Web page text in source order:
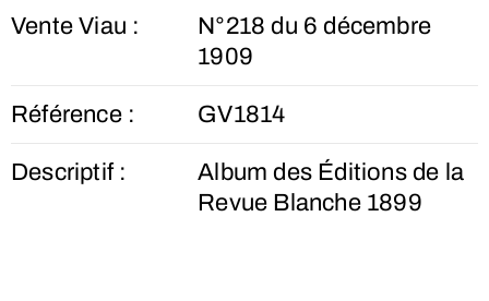
Vente Viau :
N°218 du 6 décembre
1909
Référence : GV1814
Descriptif :
Album des Éditions de la
Revue Blanche 1899